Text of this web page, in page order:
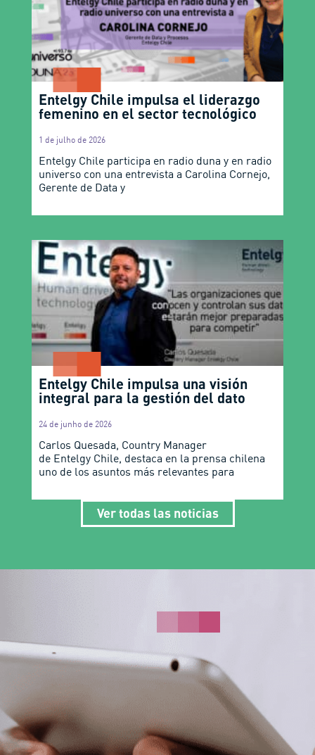
Entelgy Chile impulsa el liderazgo
femenino en el sector tecnológico
1 de julho de 2026
Entelgy Chile participa en radio duna y en radio
universo con una entrevista a Carolina Cornejo,
Gerente de Data y
Entelgy Chile impulsa una visión
integral para la gestión del dato
24 de junho de 2026
Carlos Quesada, Country Manager
de Entelgy Chile, destaca en la prensa chilena
uno de los asuntos más relevantes para
Ver todas las noticias